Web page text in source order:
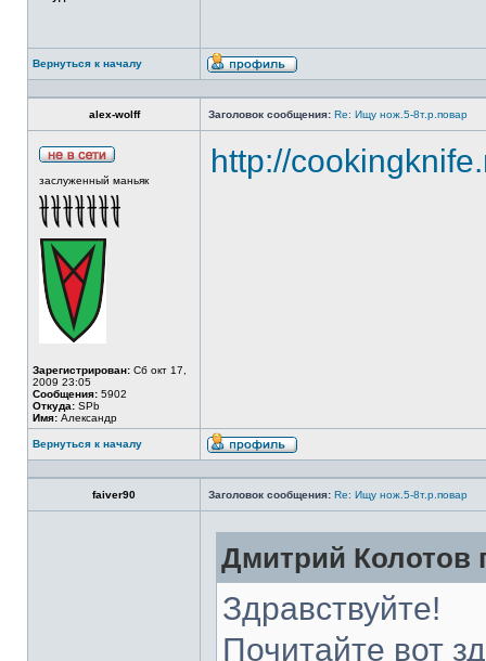
Вернуться к началу
alex-wolff Заголовок сообщения: Re: Ищу нож.5-8т.р.повар
заслуженный маньяк
Зарегистрирован: Сб окт 17,
2009 23:05
Сообщения: 5902
Откуда: SPb
Имя: Александр
http://
Вернуться к началу
faiver90 Заголовок сообщения: Re: Ищу нож.5-8т.р.повар
Дмитрий Колотов
Здравствуйте!
Почитайте вот